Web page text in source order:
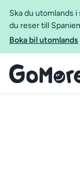
Ska du utomlands
du reser till
Boka bil utomlands